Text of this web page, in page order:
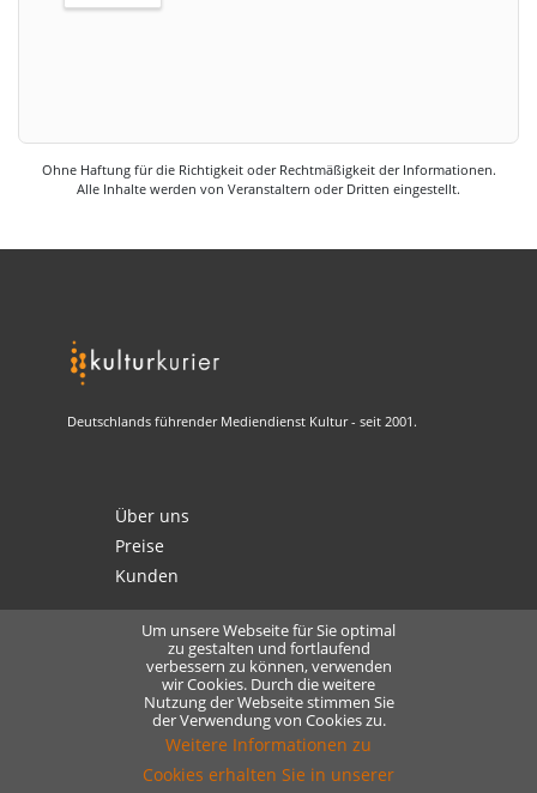
Ohne Haftung für die Richtigkeit oder Rechtmäßigkeit der Informationen.
Alle Inhalte werden von Veranstaltern oder Dritten eingestellt.
Deutschlands führender Mediendienst Kultur - seit 2001.
Über uns
Preise
Kunden
Kontakt
Datenschutz
Lizensierung
Um unsere Webseite für Sie optimal
zu gestalten und fortlaufend
verbessern zu können, verwenden
wir Cookies. Durch die weitere
Nutzung der Webseite stimmen Sie
der Verwendung von Cookies zu.
Weitere Informationen zu
Cookies erhalten Sie in unserer